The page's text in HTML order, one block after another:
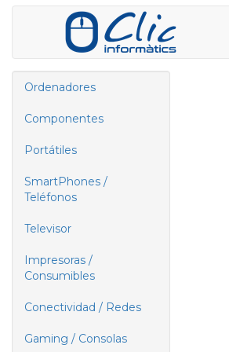
Ordenadores
Componentes
Portátiles
SmartPhones /
Teléfonos
Televisor
Impresoras /
Consumibles
Conectividad / Redes
Gaming / Consolas